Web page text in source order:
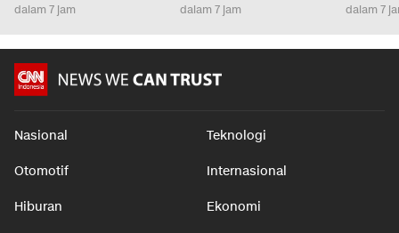
dalam 7 jam dalam 7 jam dalam 7
Nasional Teknologi
Otomotif Internasional
Hiburan Ekonomi